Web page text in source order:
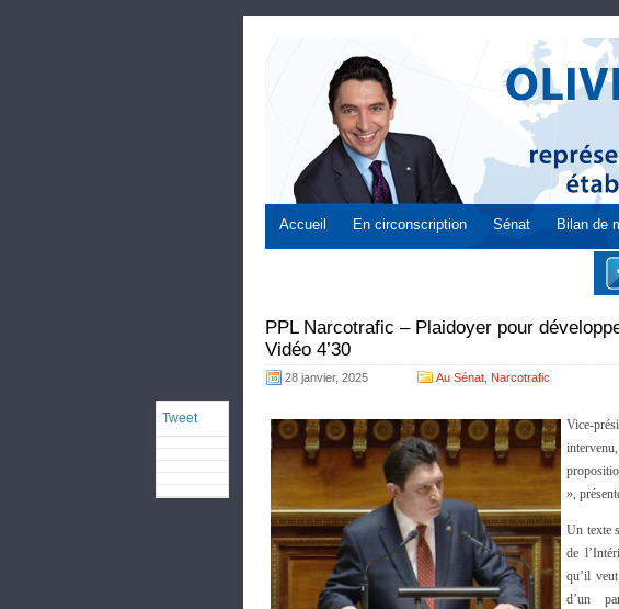
Accueil En circonscription Sénat Bilan de
PPL Narcotrafic – Plaidoyer pour
Vidéo 4’30
28 janvier, 2025 Au Sénat Narcotrafic
Tweet
Vice-
»,
Un texte
de
qu’il
d’un